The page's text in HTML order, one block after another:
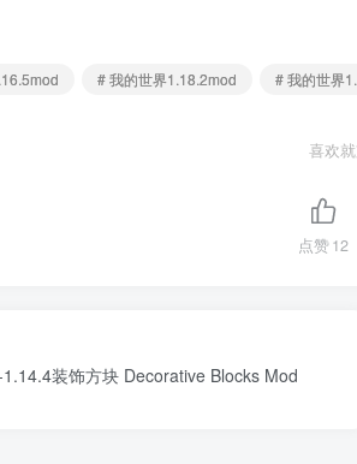
# 我的世界1.18.2mod # 我的世界
喜欢
点赞12
装饰方块 Decorative Blocks Mod